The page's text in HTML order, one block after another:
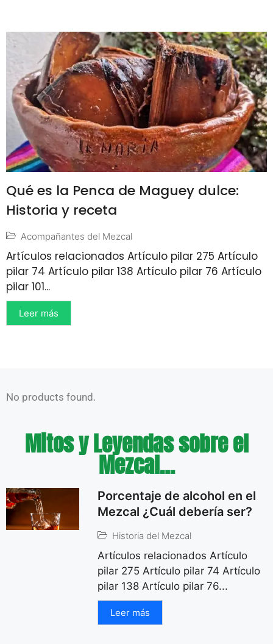
Qué es la Penca de Maguey dulce:
Historia y receta
Acompañantes del Mezcal
Artículos relacionados Artículo pilar 275 Artículo
pilar 74 Artículo pilar 138 Artículo pilar 76 Artículo
pilar 101...
Leer más
No products found.
Mitos y Leyendas sobre el
Mezcal…
Porcentaje de alcohol en el
Mezcal ¿Cuál debería ser?
Historia del Mezcal
Artículos relacionados Artículo
pilar 275 Artículo pilar 74 Artículo
pilar 138 Artículo pilar 76...
Leer más